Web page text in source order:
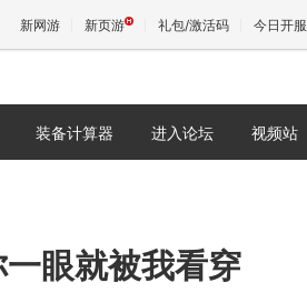
新网游 新页游 礼包/激活码 今日开服
装备计算器 进入论坛 视频站
眼就被我看穿